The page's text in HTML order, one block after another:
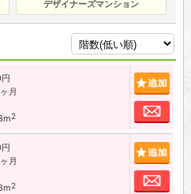
デザイナーズマンション
月
2
お
月
2
お